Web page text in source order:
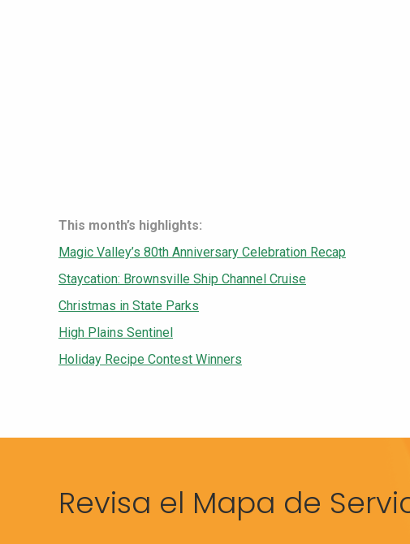
This month’s highlights:
Magic Valley’s 80th Anniversary Celebration Recap
Staycation: Brownsville Ship Channel Cruise
Christmas in State Parks
High Plains Sentinel
Holiday Recipe Contest Winners
Revisa el Mapa de